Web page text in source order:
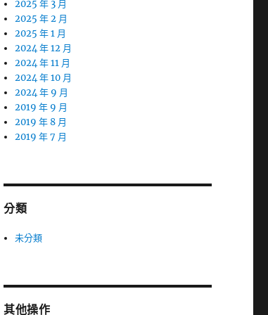
2025 年 3 月
2025 年 2 月
2025 年 1 月
2024 年 12 月
2024 年 11 月
2024 年 10 月
2024 年 9 月
2019 年 9 月
2019 年 8 月
2019 年 7 月
分類
未分類
其他操作